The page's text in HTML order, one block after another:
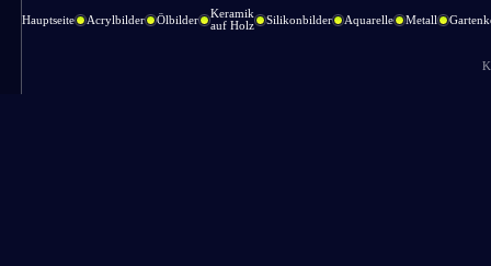
Hauptseite Acrylbilder Ölbilder
Keramik
auf Holz
Silikonbilder Aquarelle Metall